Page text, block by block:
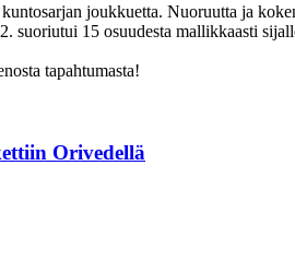
joukkuetta. Nuoruutta ja
suoriutui 15 osuudesta mallikkaasti
tapahtumasta!
Orivedellä